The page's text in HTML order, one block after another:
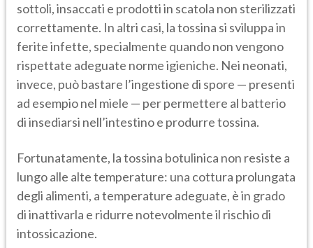
sottoli, insaccati e prodotti in scatola non sterilizzati
correttamente. In altri casi, la tossina si sviluppa in
ferite infette, specialmente quando non vengono
rispettate adeguate norme igieniche. Nei neonati,
invece, può bastare l’ingestione di spore — presenti
ad esempio nel miele — per permettere al batterio
di insediarsi nell’intestino e produrre tossina.
Fortunatamente, la tossina botulinica non resiste a
lungo alle alte temperature: una cottura prolungata
degli alimenti, a temperature adeguate, è in grado
di inattivarla e ridurre notevolmente il rischio di
intossicazione.